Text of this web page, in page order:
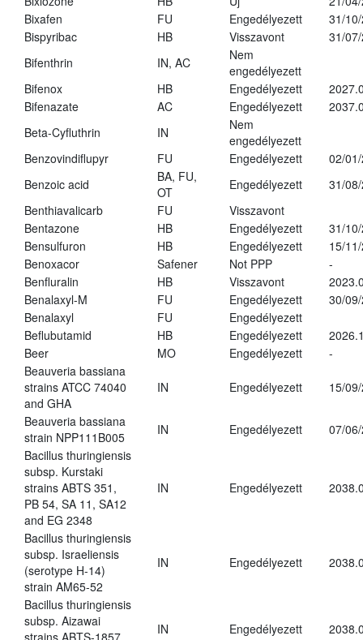
Bixafen
FU Engedélyezett
31/
Bispyribac
HB Visszavont
31/
Bifenthrin
IN, AC
Nem
engedélyezett
Bifenox
HB Engedélyezett
Bifenazate
AC Engedélyezett
Beta-Cyfluthrin
IN
Nem
engedélyezett
Benzovindiflupyr
FU Engedélyezett
02/
Benzoic acid
BA, FU,
OT
Engedélyezett
31/
Benthiavalicarb
FU
Visszavont
Bentazone
HB Engedélyezett
31/
Bensulfuron
HB Engedélyezett
15/
Benoxacor
Safener Not PPP
-
Benfluralin
HB Visszavont
Benalaxyl-M
FU Engedélyezett
30/
Benalaxyl
FU
Engedélyezett
Beflubutamid
HB Engedélyezett
Beer
MO Engedélyezett
-
Beauveria bassiana
strains ATCC 74040
and GHA
IN Engedélyezett 15/
Beauveria bassiana
strain NPP111B005
IN Engedélyezett
07/
Bacillus thuringiensis
subsp. Kurstaki
strains ABTS 351,
PB 54, SA 11, SA12
and EG 2348
IN Engedélyezett
Bacillus thuringiensis
subsp. Israeliensis
(serotype H-14)
strain AM65-52
IN Engedélyezett
Bacillus thuringiensis
subsp. Aizawai
IN Engedélyezett